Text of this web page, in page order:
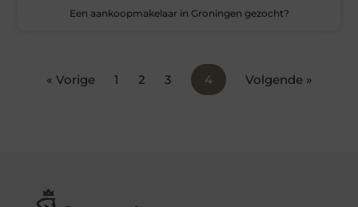
Een aankoopmakelaar in Groningen gezocht?
« Vorige 1 2 3 4 Volgende »